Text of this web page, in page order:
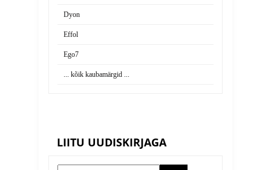
Dyon
Effol
Ego7
... kõik kaubamärgid ...
LIITU UUDISKIRJAGA